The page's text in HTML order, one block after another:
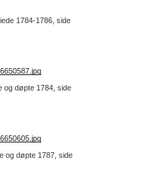
1784-1786, side
og døpte 1784, side
og døpte 1787, side